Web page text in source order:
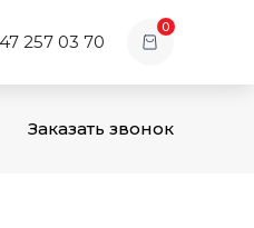
257 03 70
0
Заказать звонок